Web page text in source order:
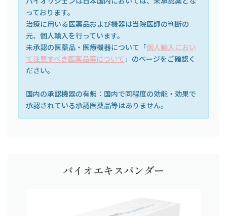
っております。
治療に用いる医薬品および機器は当院医師の判断の
元、個人輸入を行っています。
未承認の医薬品・医療機器について「個人輸入におい
て注意すべき医薬品等について」のページをご確認く
ださい。
国内の承認機器の有無：国内で同程度の効能・効果で
承認されている承認医薬品等はありません。
バイオエキスパンダー